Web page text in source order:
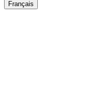
Français